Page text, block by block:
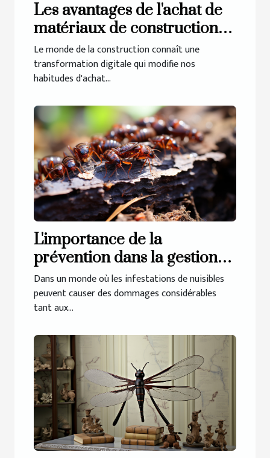
Les avantages de l'achat de
matériaux de construction
en ligne
Le monde de la construction connaît une
transformation digitale qui modifie nos
habitudes d'achat...
L'importance de la
prévention dans la gestion
des infestations de nuisibles
Dans un monde où les infestations de nuisibles
peuvent causer des dommages considérables
tant aux...